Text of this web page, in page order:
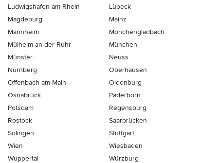
Ludwigshafen-am-Rhein
Lübeck
Magdeburg
Mainz
Mannheim
Mönchen­gladbach
Mülheim-an-der-Ruhr
München
Münster
Neuss
Nürnberg
Oberhausen
Offenbach-am-Main
Oldenburg
Osnabrück
Paderborn
Potsdam
Regensburg
Rostock
Saarbrücken
Solingen
Stuttgart
Wien
Wiesbaden
Wuppertal
Würzburg